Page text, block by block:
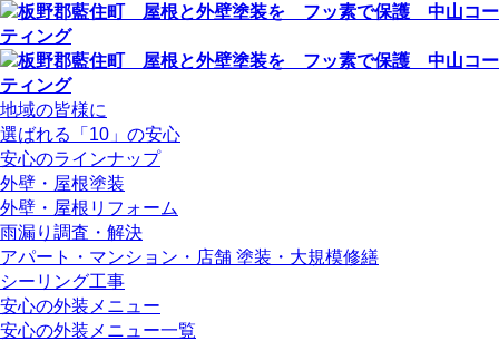
地域の皆様に
選ばれる「10」の安心
安心のラインナップ
外壁・屋根塗装
外壁・屋根リフォーム
雨漏り調査・解決
アパート・マンション・店舗 塗装・大規模修繕
シーリング工事
安心の外装メニュー
安心の外装メニュー一覧